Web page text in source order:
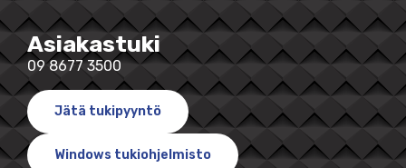
Asiakastuki
09 8677 3500
Jätä tukipyyntö
Windows tukiohjelmisto